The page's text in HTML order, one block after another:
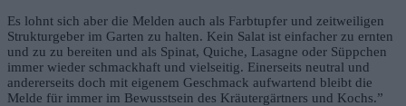
Es lohnt sich aber die Melden auch als Farbtupfer und zeitweiligen
Strukturgeber im Garten zu halten. Kein Salat ist einfacher zu ernten
und zu zu bereiten und als Spinat, Quiche, Lasagne oder Süppchen
immer wieder schmackhaft und vielseitig. Einerseits neutral und
andererseits doch mit eigenem Geschmack aufwartend bleibt die
Melde für immer im Bewusstsein des Kräutergärtners und Kochs.”